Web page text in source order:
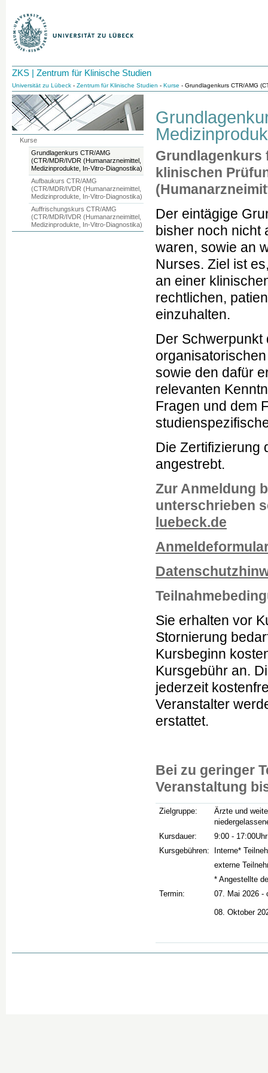
ZKS | Zentrum für Klinische Studien
Universität zu Lübeck - Zentrum für Klinische Studien - Kurse - Grundlagenkurs CTR/AMG
Grundlagenkurs
klinischen
Der eintägige
bisher noch nicht
waren, sowie an
Nurses. Ziel ist
an einer
rechtlichen,
einzuhalten.
Der
sowie den dafür
relevanten
Fragen und dem
Die Zertifizierung
angestrebt.
Zur Anmeldung
unterschrieben
luebeck.de
Sie erhalten vor
Stornierung
Kursbeginn
Kursgebühr an.
jederzeit
Veranstalter
erstattet.
Bei zu geringer
Veranstaltung
Zielgruppe:
Ärzte und
Kursdauer:
9:00 - 17:00Uhr
Kursgebühren:
Interne*
externe
* Angestellte
Termin:
07. Mai 2026 -
08. Oktober
Kurse
Grundlagenkurs CTR/AMG
(CTR/MDR/IVDR (Humanarzneimittel,
Medizinprodukte, In-Vitro-Diagnostika)
Aufbaukurs CTR/AMG
(CTR/MDR/IVDR (Humanarzneimittel,
Medizinprodukte, In-Vitro-Diagnostika)
Auffrischungskurs CTR/AMG
(CTR/MDR/IVDR (Humanarzneimittel,
Medizinprodukte, In-Vitro-Diagnostika)